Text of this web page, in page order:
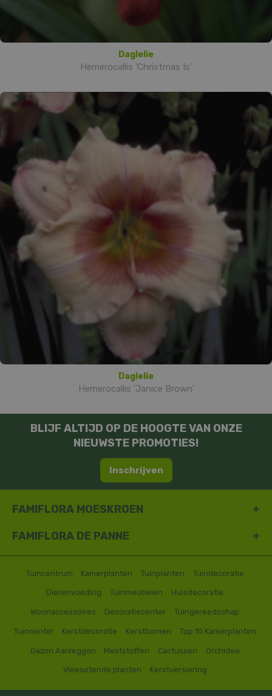
Daglelie
Hemerocallis 'Christmas Is'
Daglelie
Hemerocallis 'Janice Brown'
BLIJF ALTIJD OP DE HOOGTE VAN ONZE
NIEUWSTE PROMOTIES!
Inschrijven
FAMIFLORA MOESKROEN
FAMIFLORA DE PANNE
Tuincentrum Kamerplanten Tuinplanten Tuindecoratie
Dierenvoeding Tuinmeubelen Huisdecoratie
Woonaccessoires Decoratiecenter Tuingereedschap
Tuincenter Kerstdecoratie Kerstbomen Top 10 Kamerplanten
Gazon Aanleggen Meststoffen Cactussen Orchidee
Vleesetende planten Kerstversiering